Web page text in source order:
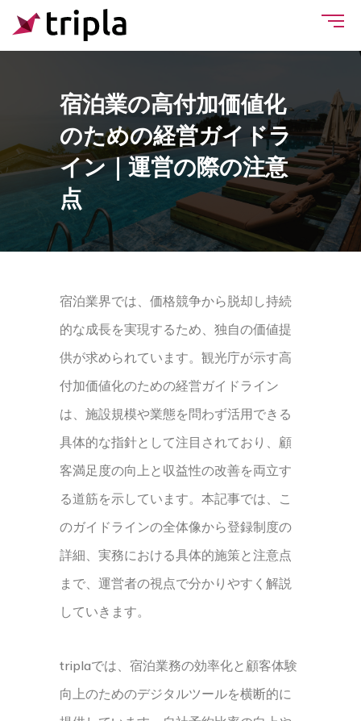
宿泊業の高付加価値化
のための経営ガイドラ
イン｜運営の際の注意
点
宿泊業界では、価格競争から脱却し持続
的な成長を実現するため、独自の価値提
供が求められています。観光庁が示す高
付加価値化のための経営ガイドライン
は、施設規模や業態を問わず活用できる
具体的な指針として注目されており、顧
客満足度の向上と収益性の改善を両立す
る道筋を示しています。本記事では、こ
のガイドラインの全体像から登録制度の
詳細、実務における具体的施策と注意点
まで、運営者の視点で分かりやすく解説
していきます。
triplaでは、宿泊業務の効率化と顧客体験
向上のためのデジタルツールを横断的に